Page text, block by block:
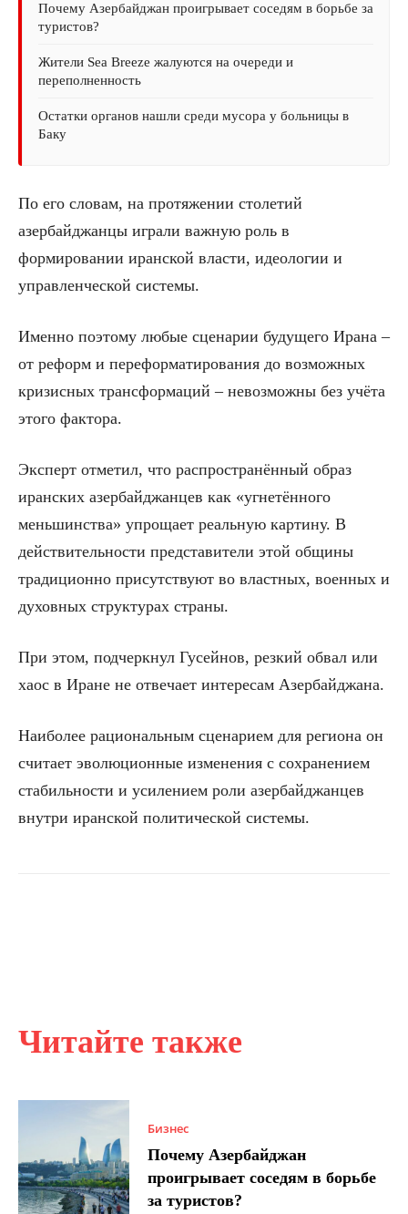
Читайте также
Бизнес
Почему Азербайджан
проигрывает соседям в борьбе
за туристов?
Почему Азербайджан проигрывает соседям в борьбе за
туристов?
Жители Sea Breeze жалуются на очереди и
переполненность
Остатки органов нашли среди мусора у больницы в
Баку
По его словам, на протяжении столетий
азербайджанцы играли важную роль в
формировании иранской власти, идеологии и
управленческой системы.
Именно поэтому любые сценарии будущего Ирана –
от реформ и переформатирования до возможных
кризисных трансформаций – невозможны без учёта
этого фактора.
Эксперт отметил, что распространённый образ
иранских азербайджанцев как «угнетённого
меньшинства» упрощает реальную картину. В
действительности представители этой общины
традиционно присутствуют во властных, военных и
духовных структурах страны.
При этом, подчеркнул Гусейнов, резкий обвал или
хаос в Иране не отвечает интересам Азербайджана.
Наиболее рациональным сценарием для региона он
считает эволюционные изменения с сохранением
стабильности и усилением роли азербайджанцев
внутри иранской политической системы.